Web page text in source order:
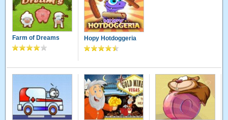
Farm of Dreams Hopy Hotdoggeria